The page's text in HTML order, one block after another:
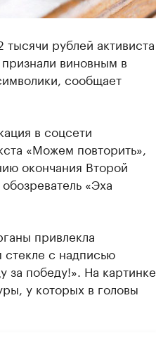
рублей активиста
виновным в
сообщает
в соцсети
«Можем повторить»,
окончания Второй
«Эха
привлекла
с надписью
за победу!». На картинке
у которых в головы